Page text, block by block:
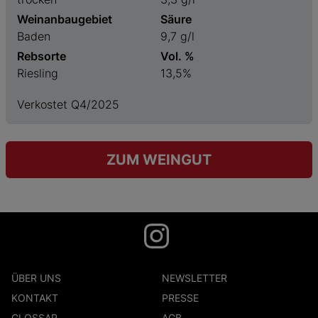
Weinanbaugebiet
Baden
Säure
9,7 g/l
Rebsorte
Riesling
Vol. %
13,5%
Verkostet Q4/2025
ZUM WEINGUT
ÜBER UNS
NEWSLETTER
KONTAKT
PRESSE